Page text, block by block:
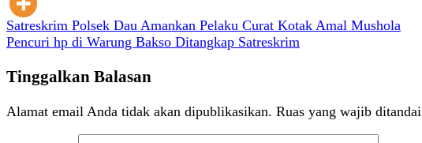
Navigasi
pos
Satreskrim Polsek Dau Amankan Pelaku Curat Kotak Amal Mushola
Pencuri hp di Warung Bakso Ditangkap Satreskrim
Tinggalkan Balasan
Alamat email Anda tidak akan dipublikasikan. Ruas yang wajib ditandai